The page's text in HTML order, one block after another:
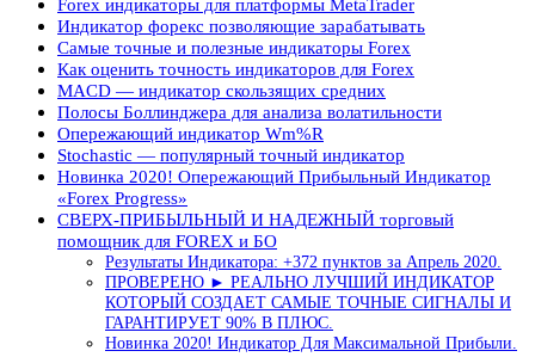
Forex индикаторы для платформы MetaTrader
Индикатор форекс позволяющие зарабатывать
Самые точные и полезные индикаторы Forex
Как оценить точность индикаторов для Forex
MACD — индикатор скользящих средних
Полосы Боллинджера для анализа волатильности
Опережающий индикатор Wm%R
Stochastic — популярный точный индикатор
Новинка 2020! Опережающий Прибыльный Индикатор
«Forex Progress»
СВЕРХ-ПРИБЫЛЬНЫЙ И НАДЕЖНЫЙ торговый
помощник для FOREX и БО
Результаты Индикатора: +372 пунктов за Апрель 2020.
ПРОВЕРЕНО ► РЕАЛЬНО ЛУЧШИЙ ИНДИКАТОР
КОТОРЫЙ СОЗДАЕТ САМЫЕ ТОЧНЫЕ СИГНАЛЫ И
ГАРАНТИРУЕТ 90% В ПЛЮС.
Новинка 2020! Индикатор Для Максимальной Прибыли.